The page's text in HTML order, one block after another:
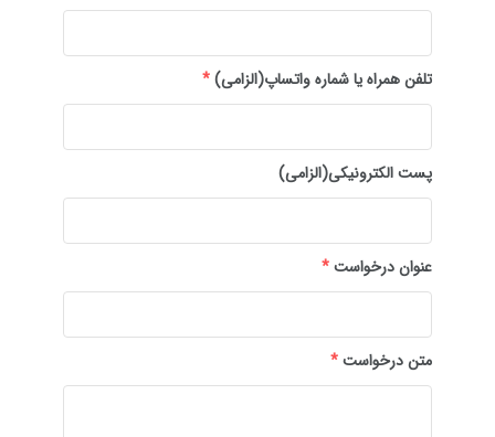
تلفن همراه یا شماره واتساپ(الزامی)*
پست الکترونیکی(الزامی)
عنوان درخواست*
متن درخواست*